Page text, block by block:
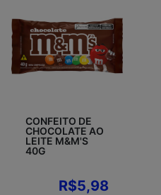
CONFEITO DE
CHOCOLATE AO
LEITE M&M'S
40G
R$5,98